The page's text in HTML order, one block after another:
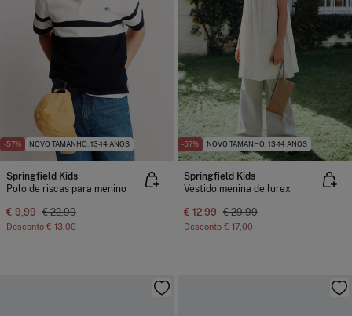
-57% NOVO TAMANHO: 13-14 ANOS
Springfield Kids
Polo de riscas para menino
€ 9,99 € 22,99
Desconto € 13,00
-57% NOVO TAMANHO: 13-14 ANOS
Springfield Kids
Vestido menina de lurex
€ 12,99 € 29,99
Desconto € 17,00